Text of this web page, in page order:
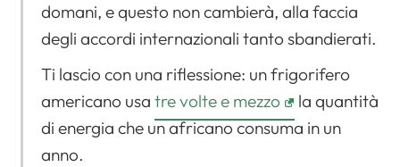
domani, e questo non cambierà, alla faccia
degli accordi internazionali tanto sbandierati.
Ti lascio con una riflessione: un frigorifero
americano usa tre volte e mezzo
la quantità
di energia che un africano consuma in un
anno.